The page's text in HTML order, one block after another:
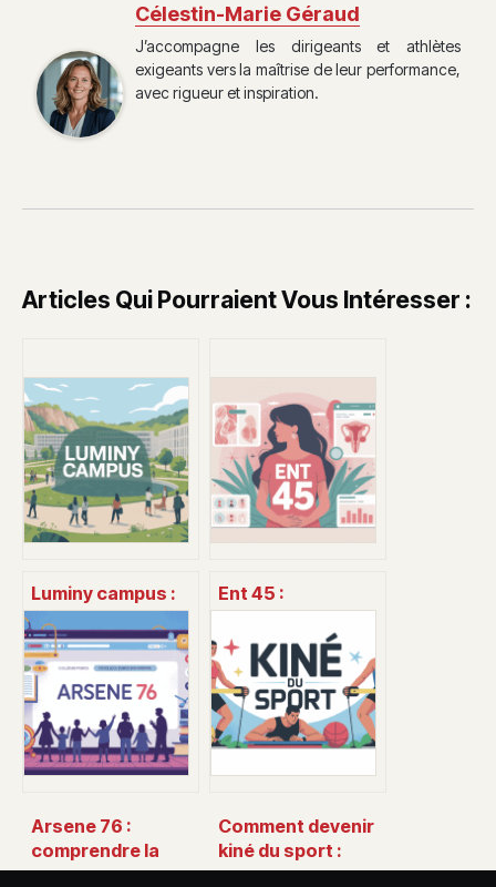
Célestin-Marie Géraud
J’accompagne les dirigeants et athlètes
exigeants vers la maîtrise de leur performance,
avec rigueur et inspiration.
Articles Qui Pourraient Vous Intéresser :
Luminy campus :
guide complet
pour étudier et
vivre à luminy
Ent 45 :
comprendre,
calculer et utiliser
ce volume de
follicules
Arsene 76 :
comprendre la
plateforme, ses
Comment devenir
kiné du sport :
parcours,